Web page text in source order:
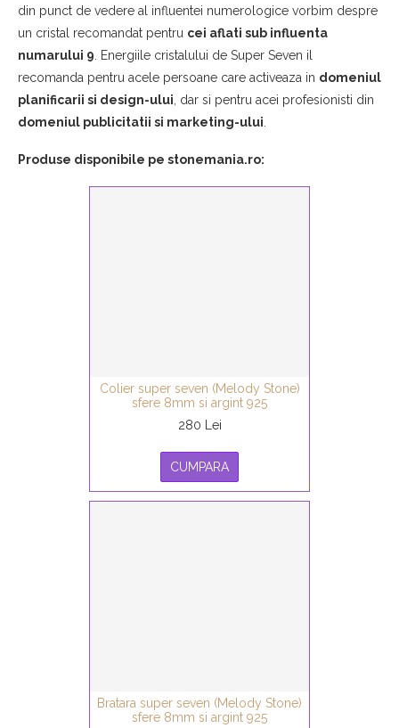
din punct de vedere al influentei numerologice vorbim despre
un cristal recomandat pentru cei aflati sub influenta
numarului 9 . Energiile cristalului de Super Seven il
recomanda pentru acele persoane care activeaza in domeniul
planificarii si design-ului , dar si pentru acei profesionisti din
domeniul publicitatii si marketing-ului
Produse disponibile pe stonemania.ro:
Colier super seven (Melody Stone)
sfere 8mm si argint 925
280 Lei
CUMPARA
Bratara super seven (Melody Stone)
sfere 8mm si argint 925